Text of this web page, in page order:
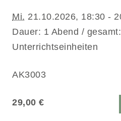
Mi. 21.10.2026, 18:30 -
Dauer: 1 Abend /
Unterrichtseinheiten
AK3003
29,00 €